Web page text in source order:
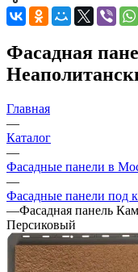
Фасадная
Главная
—
Каталог
—
Фасадные панели в
—
Фасадные панели под
—Фасадная панель
Персиковый